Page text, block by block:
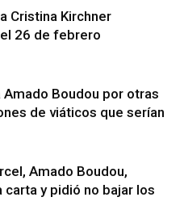
Cristina Kirchner
26 de febrero
Amado Boudou por otras
de viáticos que serían
Amado Boudou,
carta y pidió no bajar los